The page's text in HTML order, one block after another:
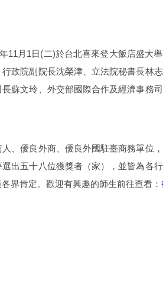
11月1日(二)於台北喜來登大飯店盛大
政院副院長沈榮津、立法院秘書長林
蘇文玲、外交部國際合作及經濟事務
、優良外商、優良外國駐臺商務單位
出五十八位獲獎者（家），並皆為各行
界肯定。歡迎有興趣的師生前往查看：